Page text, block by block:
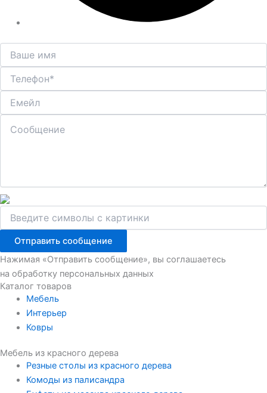
Отправить сообщение
Нажимая «Отправить сообщение», вы соглашаетесь
на обработку персональных данных
Каталог товаров
Мебель
Интерьер
Ковры
Мебель из красного дерева
Резные столы из красного дерева
Комоды из палисандра